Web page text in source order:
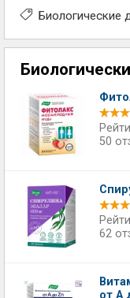
Биологические
50
62
от А